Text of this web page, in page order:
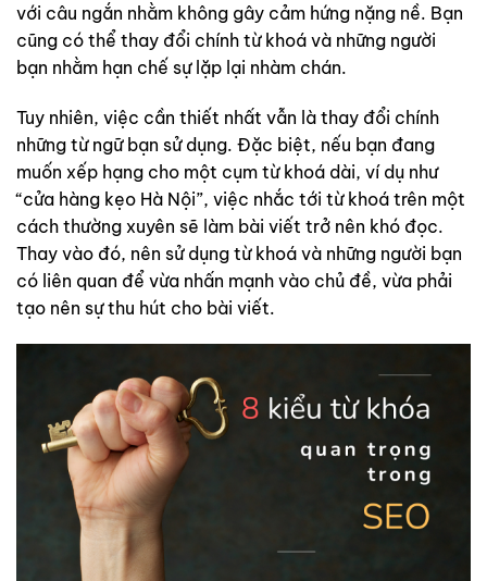
với câu ngắn nhằm không gây cảm hứng nặng nề. Bạn
cũng có thể thay đổi chính từ khoá và những người
bạn nhằm hạn chế sự lặp lại nhàm chán.
Tuy nhiên, việc cần thiết nhất vẫn là thay đổi chính
những từ ngữ bạn sử dụng. Đặc biệt, nếu bạn đang
muốn xếp hạng cho một cụm từ khoá dài, ví dụ như
“cửa hàng kẹo Hà Nội”, việc nhắc tới từ khoá trên một
cách thường xuyên sẽ làm bài viết trở nên khó đọc.
Thay vào đó, nên sử dụng từ khoá và những người bạn
có liên quan để vừa nhấn mạnh vào chủ đề, vừa phải
tạo nên sự thu hút cho bài viết.